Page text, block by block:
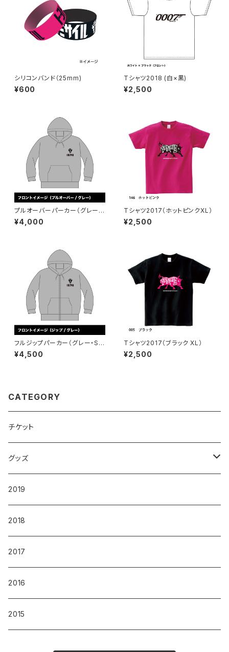
シリコンバンド（25mm)
¥600
Tシャツ2018 (白×黒)
¥2,500
プルオーバーパーカー（グレー・
Sサイズ）
¥4,000
Tシャツ2017（ホットピンクXL）
¥2,500
フルジップパーカー（グレー・Sサ
イズ）
¥4,500
Tシャツ2017（ブラック XL）
¥2,500
CATEGORY
チケット
グッズ
Tシャツ
パーカー
その他
2019
2018
2017
2016
2015